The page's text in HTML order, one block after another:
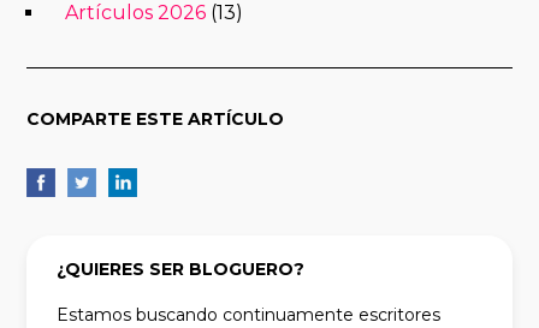
Artículos 2026 (13)
COMPARTE ESTE ARTÍCULO
¿QUIERES SER BLOGUERO?
Estamos buscando continuamente escritores